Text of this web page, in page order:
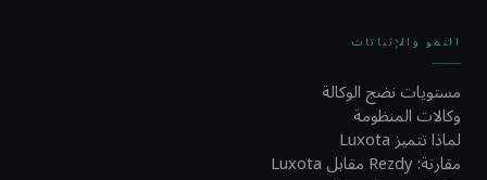
النمو والإثباتات
مستويات نضج الوكالة
وكالات المنظومة
لماذا تتميز Luxota
مقارنة: Rezdy مقابل Luxota